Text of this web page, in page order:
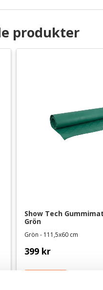
produkter
Show Tech
Grön
Grön - 111,5x60 cm
399 kr